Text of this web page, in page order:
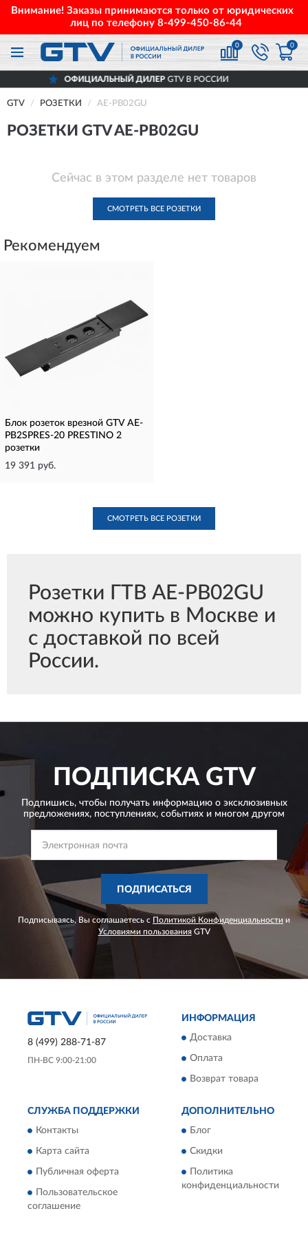
Внимание! Заказы принимаются только от юридических
лиц по телефону 8-499-450-86-44
0 0
ОФИЦИАЛЬНЫЙ ДИЛЕРGTV В РОССИИ
GTV РОЗЕТКИ AE-PB02GU
РОЗЕТКИ GTV AE-PB02GU
Сейчас в этом разделе нет товаров
СМОТРЕТЬ ВСЕ РОЗЕТКИ
Рекомендуем
Блок розеток врезной GTV AE-
PB2SPRES-20 PRESTINO 2
розетки
19 391 руб.
СМОТРЕТЬ ВСЕ РОЗЕТКИ
Розетки ГТВ AE-PB02GU
можно купить в Москве и
с доставкой по всей
России.
ПОДПИСКАGTV
Подпишись, чтобы получать информацию о эксклюзивных
предложениях, поступлениях, событиях и многом другом
ПОДПИСАТЬСЯ
Подписываясь, Вы соглашаетесь с Политикой Конфиденциальности и
Условиями пользованияGTV
8 (499) 288-71-87
ПН-ВС 9:00-21:00
ИНФОРМАЦИЯ
Доставка
Оплата
Возврат товара
СЛУЖБА ПОДДЕРЖКИ
Контакты
Карта сайта
Публичная оферта
Пользовательское
соглашение
ДОПОЛНИТЕЛЬНО
Блог
Скидки
Политика
конфиденциальности